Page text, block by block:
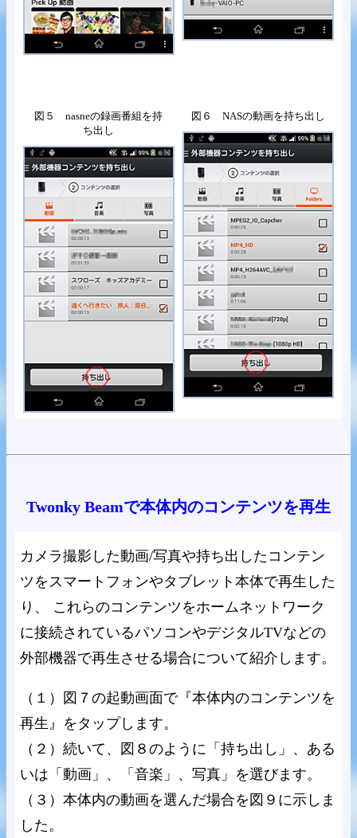
図５ nasneの録画番組を持
ち出し
図６ NASの動画を持ち出し
Twonky Beamで本体内のコンテンツを再生
カメラ撮影した動画/写真や持ち出したコンテン
ツをスマートフォンやタブレット本体で再生した
り、 これらのコンテンツをホームネットワーク
に接続されているパソコンやデジタルTVなどの
外部機器で再生させる場合について紹介します。
（１）図７の起動画面で『本体内のコンテンツを
再生』をタップします。
（２）続いて、図８のように「持ち出し」、ある
いは「動画」、「音楽」、写真」を選びます。
（３）本体内の動画を選んだ場合を図９に示しま
した。